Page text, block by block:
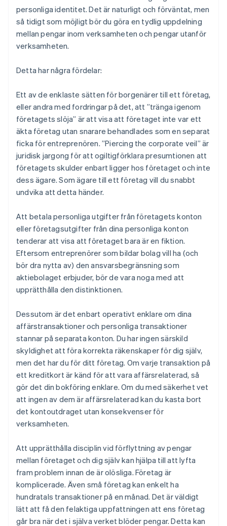
personliga identitet. Det är naturligt och förväntat, men
så tidigt som möjligt bör du göra en tydlig uppdelning
mellan pengar inom verksamheten och pengar utanför
verksamheten.
Detta har några fördelar:
Ett av de enklaste sätten för borgenärer till ett företag,
eller andra med fordringar på det, att ”tränga igenom
företagets slöja” är att visa att företaget inte var ett
äkta företag utan snarare behandlades som en separat
ficka för entreprenören. ”Piercing the corporate veil” är
juridisk jargong för att ogiltigförklara presumtionen att
företagets skulder enbart ligger hos företaget och inte
dess ägare. Som ägare till ett företag vill du snabbt
undvika att detta händer.
Att betala personliga utgifter från företagets konton
eller företagsutgifter från dina personliga konton
tenderar att visa att företaget bara är en fiktion.
Eftersom entreprenörer som bildar bolag vill ha (och
bör dra nytta av) den ansvarsbegränsning som
aktiebolaget erbjuder, bör de vara noga med att
upprätthålla den distinktionen.
Dessutom är det enbart operativt enklare om dina
affärstransaktioner och personliga transaktioner
stannar på separata konton. Du har ingen särskild
skyldighet att föra korrekta räkenskaper för dig själv,
men det har du för ditt företag. Om varje transaktion på
ett kreditkort är känd för att vara affärsrelaterad, så
gör det din bokföring enklare. Om du med säkerhet vet
att ingen av dem är affärsrelaterad kan du kasta bort
det kontoutdraget utan konsekvenser för
verksamheten.
Att upprätthålla disciplin vid förflyttning av pengar
mellan företaget och dig själv kan hjälpa till att lyfta
fram problem innan de är olösliga. Företag är
komplicerade. Även små företag kan enkelt ha
hundratals transaktioner på en månad. Det är väldigt
lätt att få den felaktiga uppfattningen att ens företag
går bra när det i själva verket blöder pengar. Detta kan